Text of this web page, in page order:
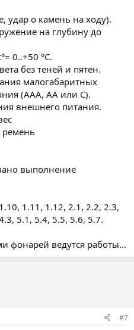
удар о камень на ходу).
на глубину до
0..+50 °C.
без теней и пятен.
малогабаритных
(ААА, АА или С).
внешнего питания.
ремень
выполнение
1.11, 1.12, 2.1, 2.2, 2.3,
5.1, 5.4, 5.5, 5.6, 5.7.
фонарей ведутся работы...
#7